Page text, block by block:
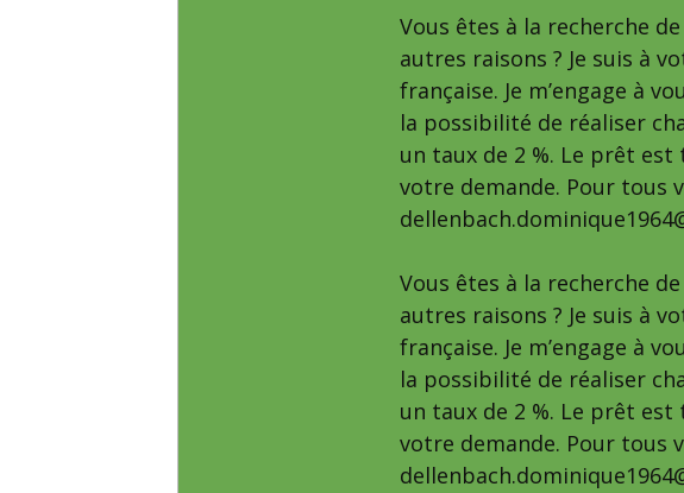
Vous êtes à la recherche
autres raisons ? Je suis à
française. Je m’engage à
la possibilité de réaliser
un taux de 2 %. Le prêt
votre demande. Pour tous
Vous êtes à la recherche
autres raisons ? Je suis à
française. Je m’engage à
la possibilité de réaliser
un taux de 2 %. Le prêt
votre demande. Pour tous